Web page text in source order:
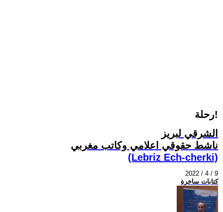
رحلة!
الشرقي لبريز
ناشط حقوقي اعلامي وكاتب مغربي
(Lebriz Ech-cherki)
2022 / 4 / 9
كتابات ساخرة